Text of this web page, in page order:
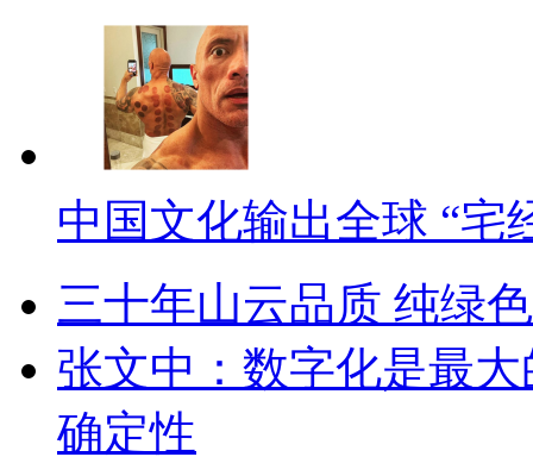
中国文化输出全球 “宅
三十年山云品质 纯绿
张文中：数字化是最
确定性